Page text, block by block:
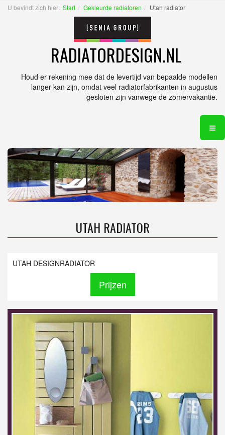
U bevindt zich hier: Start Gekleurde radiatoren Utah radiator
RADIATORDESIGN.NL
Houd er rekening mee dat de levertijd van bepaalde modellen
langer kan zijn, omdat veel radiatorfabrikanten in augustus
gesloten zijn vanwege de zomervakantie.
UTAH RADIATOR
UTAH DESIGNRADIATOR
Prijzen